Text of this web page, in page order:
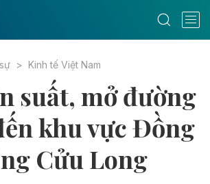
Kinh tế Việt Nam
suất, mở đường
khu vực Đồng
Cửu Long